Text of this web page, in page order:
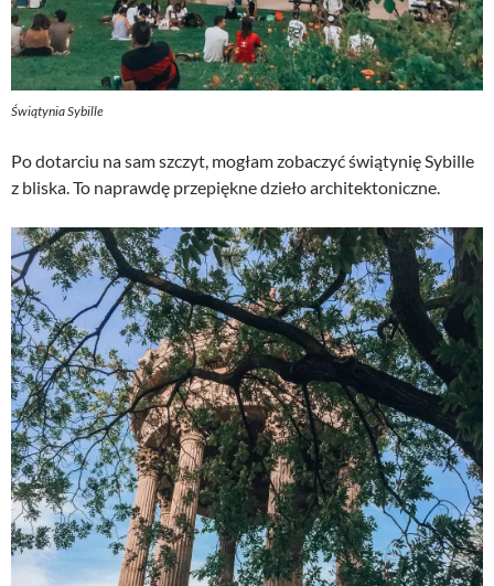
Świątynia Sybille
Po dotarciu na sam szczyt, mogłam zobaczyć świątynię Sybille
z bliska. To naprawdę przepiękne dzieło architektoniczne.